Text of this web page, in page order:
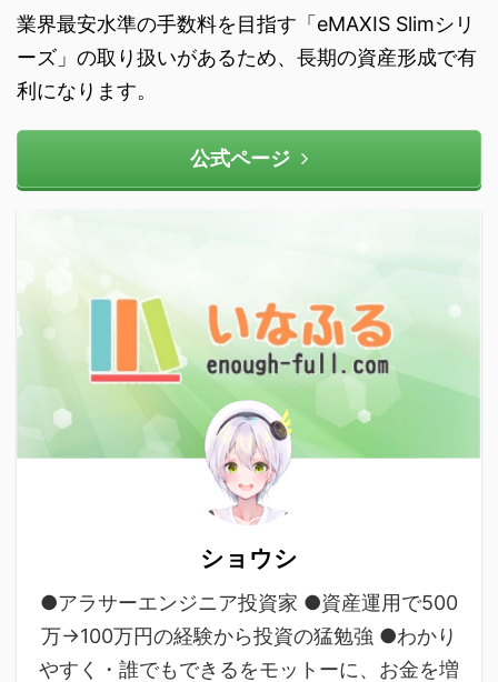
業界最安水準の手数料を目指す「eMAXIS Slimシリ
ーズ」の取り扱いがあるため、長期の資産形成で有
利になります。
公式ページ
ショウシ
●アラサーエンジニア投資家 ●資産運用で500
万→100万円の経験から投資の猛勉強 ●わかり
やすく・誰でもできるをモットーに、お金を増